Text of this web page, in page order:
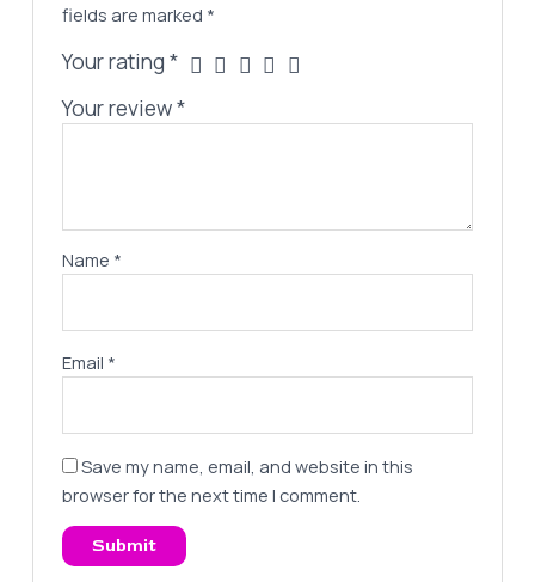
fields are marked *
Your rating*
Your review*
Name *
Email *
Save my name, email, and website in this
browser for the next time I comment.